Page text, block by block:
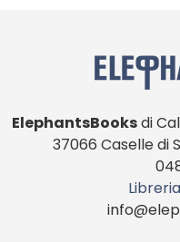
ElephantsBooksdi
37066 Caselle di
Libreria